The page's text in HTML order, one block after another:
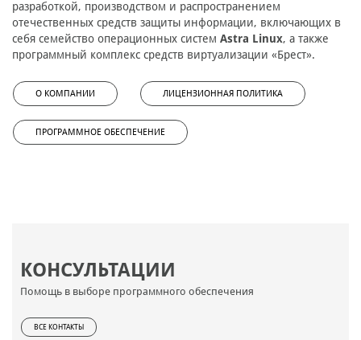
КОНСУЛЬТАЦИИ
Помощь в выборе программного обеспечения
ВСЕ КОНТАКТЫ
разработкой, производством и распространением
отечественных средств защиты информации, включающих в
себя семейство операционных систем Astra Linux, а также
программный комплекс средств виртуализации «Брест».
О КОМПАНИИ ЛИЦЕНЗИОННАЯ ПОЛИТИКА
ПРОГРАММНОЕ ОБЕСПЕЧЕНИЕ